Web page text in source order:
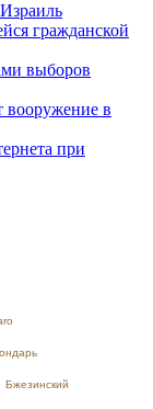
гражданской
выборов
вооружение в
при
Бжезинский